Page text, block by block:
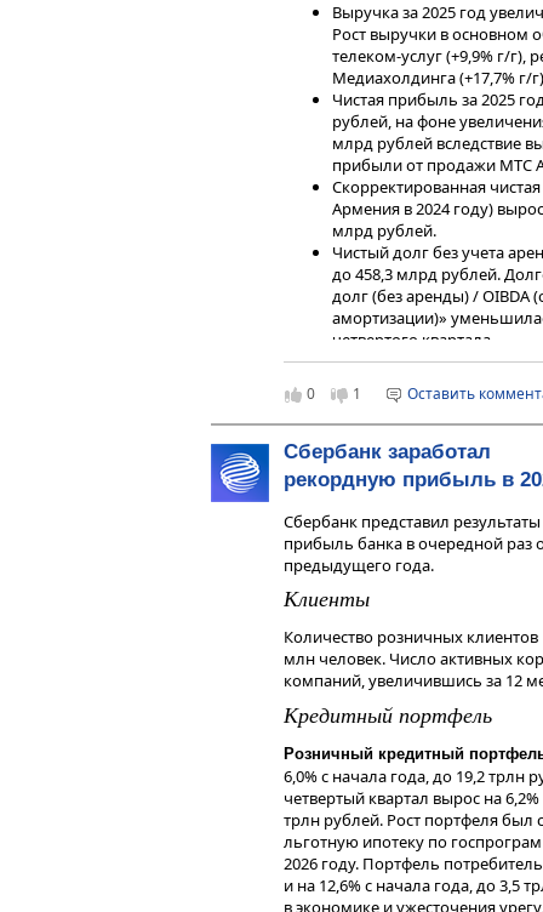
переориентацией на
логистические плечи.
Аналитики сервиса
снижение погрузки по ряду
(стройматериалы, металлы)
активности, чтоможет
смягчения денежно-кредитной
Чтобы инвестировать в акции
сервисе Газпромбанк
Читайте последние новости и
— Газпромбанк Инвестиции
Дисклеймер
Данный справочный и
мнения, сформированного в
получения дохода от
инструменты. Не является
индивидуальной
Выручка за 2025 год
Рост выручки в основном
телеком-услуг (+9,9% г/г),
Медиахолдинга (+17,7% г/
Чистая прибыль за 2025
рублей, на фоне
млрд рублей вследствие
прибыли от продажи МТС
Скорректированная
Армения в 2024 году)
млрд рублей.
Чистый долг без учета
до 458,3 млрд рублей.
долг (без аренды) /
амортизации)»
четвертого квартала.
Капитальные затраты в
уровня 2024 года и
Свободный денежный
полученных в 2024 году
компании снизился в 2025
рублей годом ранее
налоговых отчислений.
Наши комментарии
Аналитики сервиса
МТС,темпы роста выручки и
уровень долговой нагрузки
Аналитики сервиса ожидают, что
дивиденды за 2025 год в
размере 35 рублей на одну
Дополнительными позитивными
могут стать возможные IPO
бизнес) и потенциальная
будущем.
Учитывая динамику финансовых
дивидендную доходность
ключевой ставки Банка России в
0 1 Оставить
Сбербанк заработал
рекордную прибыль в
Сбербанк представил
прибыль банка в очередной раз
предыдущего года.
Клиенты
Количество розничных
млн человек. Число активных
компаний, увеличившись за 12
Кредитный портфель
Розничный кредитный
6,0% с начала года, до 19,2
четвертый квартал вырос на
трлн рублей. Рост портфеля
льготную ипотеку по
2026 году. Портфель
и на 12,6% с начала года, до 3,5
в экономике и ужесточения